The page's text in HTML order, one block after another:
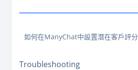
如何在ManyChat中設置潛在客戶評分
Troubleshooting